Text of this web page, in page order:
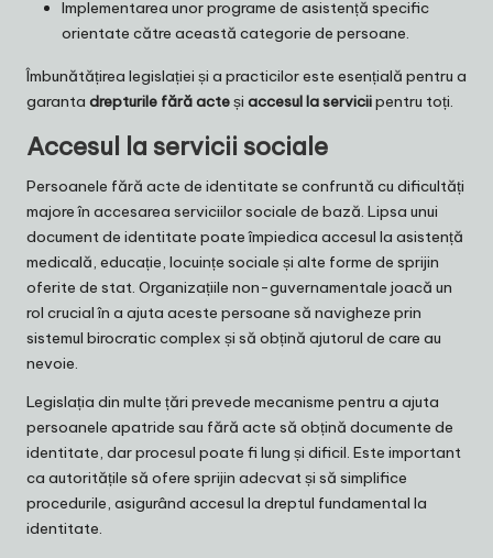
Implementarea unor programe de asistență specific
orientate către această categorie de persoane.
Îmbunătățirea legislației și a practicilor este esențială pentru a
garanta drepturile fără acteși accesul la serviciipentru toți.
Accesul la servicii sociale
Persoanele fără acte de identitate se confruntă cu dificultăți
majore în accesarea serviciilor sociale de bază. Lipsa unui
document de identitate poate împiedica accesul la asistență
medicală, educație, locuințe sociale și alte forme de sprijin
oferite de stat. Organizațiile non-guvernamentale joacă un
rol crucial în a ajuta aceste persoane să navigheze prin
sistemul birocratic complex și să obțină ajutorul de care au
nevoie.
Legislația din multe țări prevede mecanisme pentru a ajuta
persoanele apatride sau fără acte să obțină documente de
identitate, dar procesul poate fi lung și dificil. Este important
ca autoritățile să ofere sprijin adecvat și să simplifice
procedurile, asigurând accesul la dreptul fundamental la
identitate.